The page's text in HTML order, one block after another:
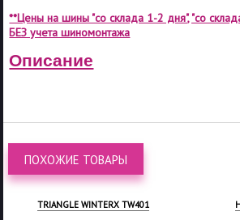
**Цены на шины "со склада 1-2 дня", "со
БЕЗ учета шиномонтажа
Описание
ПОХОЖИЕ ТОВАРЫ
TRIANGLE WINTERX TW401